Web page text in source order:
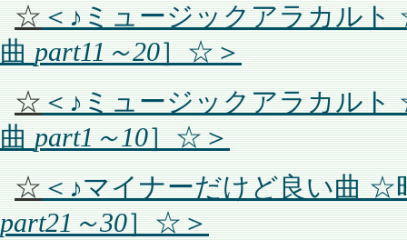
☆＜♪ミュージックアラカル
曲part11～20］☆＞
☆＜♪ミュージックアラカル
曲part1～10］☆＞
☆＜♪マイナーだけど良い曲 ☆
part21～30］☆＞